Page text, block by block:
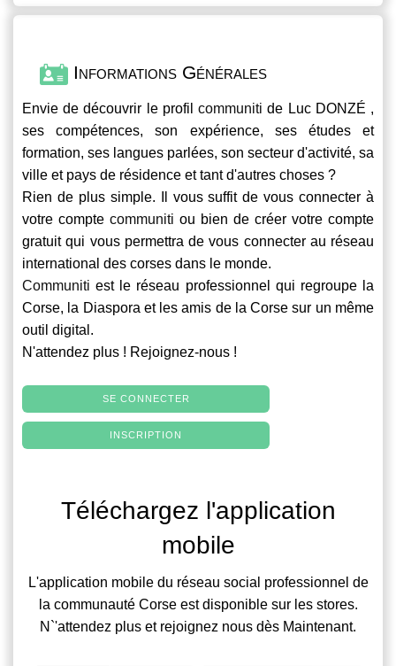
Informations Générales
Envie de découvrir le profilcommuniti de Luc DONZÉ ,
ses compétences, son expérience, ses études et
formation, ses langues parlées, son secteur d'activité, sa
ville et pays de résidence et tant d'autres choses ?
Rien de plus simple. Il vous suffit de vous connecter à
votre compte communiti ou bien de créer votre compte
gratuit qui vous permettra de vous connecter au réseau
international des corses dans le monde.
Communiti est le réseau professionnel qui regroupe la
Corse, la Diaspora et les amis de la Corse sur un même
outil digital.
N'attendez plus ! Rejoignez-nous !
SE CONNECTER
INSCRIPTION
Téléchargez l'application
mobile
L'application mobile du réseau social professionnel de
la communauté Corse est disponible sur les stores.
N`'attendez plus et rejoignez nous dès Maintenant.